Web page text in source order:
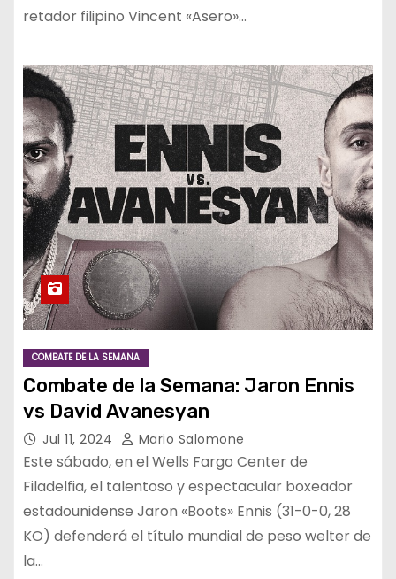
retador filipino Vincent «Asero»…
COMBATE DE LA SEMANA
Combate de la Semana: Jaron Ennis
vs David Avanesyan
Jul 11, 2024 Mario Salomone
Este sábado, en el Wells Fargo Center de
Filadelfia, el talentoso y espectacular boxeador
estadounidense Jaron «Boots» Ennis (31-0-0, 28
KO) defenderá el título mundial de peso welter de
la…